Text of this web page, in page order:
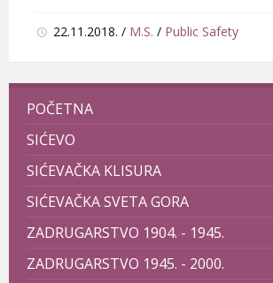
22.11.2018. / M.S. / Public Safety
POČETNA
SIĆEVO
SIĆEVAČKA KLISURA
SIĆEVAČKA SVETA GORA
ZADRUGARSTVO 1904. - 1945.
ZADRUGARSTVO 1945. - 2000.